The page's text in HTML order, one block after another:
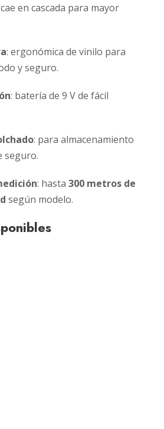
en cascada para mayor
: ergonómica de vinilo para
y seguro.
: batería de 9 V de fácil
: para almacenamiento
seguro.
: hasta 300 metros de
según modelo.